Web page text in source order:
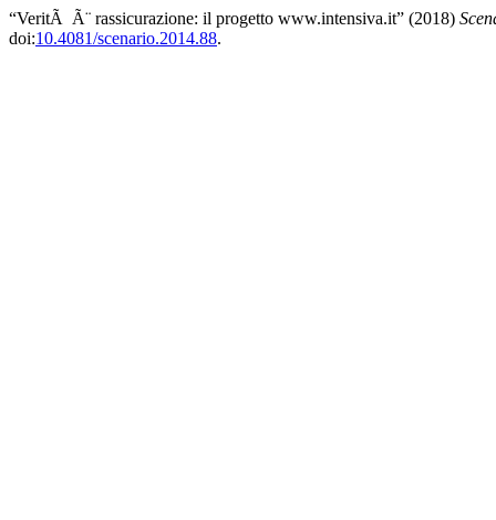
“VeritÃ Ã¨ rassicurazione: il progetto www.intensiva.it” (2018)
doi:10.4081/scenario.2014.88.